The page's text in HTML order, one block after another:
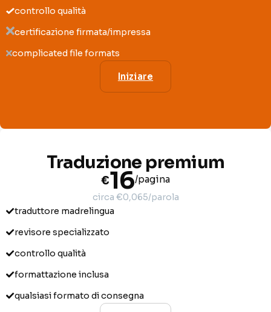
controllo qualità
certificazione firmata/impressa
complicated file formats
Iniziare
Traduzione premium
€16/pagina
circa €0,065/parola
traduttore madrelingua
revisore specializzato
controllo qualità
formattazione inclusa
qualsiasi formato di consegna